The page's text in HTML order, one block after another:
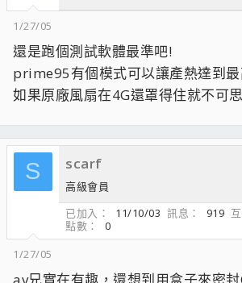
1/27/05
還是跑個測試軟體最準吧!
prime95有個模式可以讓產熱達到最
如果原廠風扇在4G還罩得住就不可
S scarf
高級會員
已加入
11/10/03 訊息 919
點數
0
1/27/05
av兄實在有趣，還想到用盒子來密封